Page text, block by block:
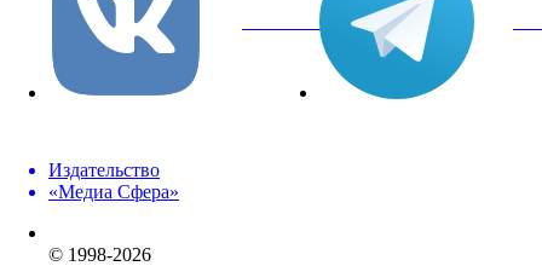
вКонтакте
Издательство
«Медиа Сфера»
© 1998-2026